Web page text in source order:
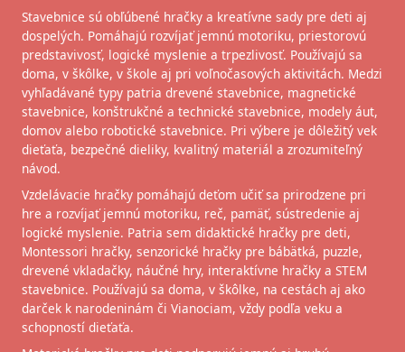
Stavebnice sú obľúbené hračky a kreatívne sady pre deti aj
dospelých. Pomáhajú rozvíjať jemnú motoriku, priestorovú
predstavivosť, logické myslenie a trpezlivosť. Používajú sa
doma, v škôlke, v škole aj pri voľnočasových aktivitách. Medzi
vyhľadávané typy patria drevené stavebnice, magnetické
stavebnice, konštrukčné a technické stavebnice, modely áut,
domov alebo robotické stavebnice. Pri výbere je dôležitý vek
dieťaťa, bezpečné dieliky, kvalitný materiál a zrozumiteľný
návod.
Vzdelávacie hračky pomáhajú deťom učiť sa prirodzene pri
hre a rozvíjať jemnú motoriku, reč, pamäť, sústredenie aj
logické myslenie. Patria sem didaktické hračky pre deti,
Montessori hračky, senzorické hračky pre bábätká, puzzle,
drevené vkladačky, náučné hry, interaktívne hračky a STEM
stavebnice. Používajú sa doma, v škôlke, na cestách aj ako
darček k narodeninám či Vianociam, vždy podľa veku a
schopností dieťaťa.